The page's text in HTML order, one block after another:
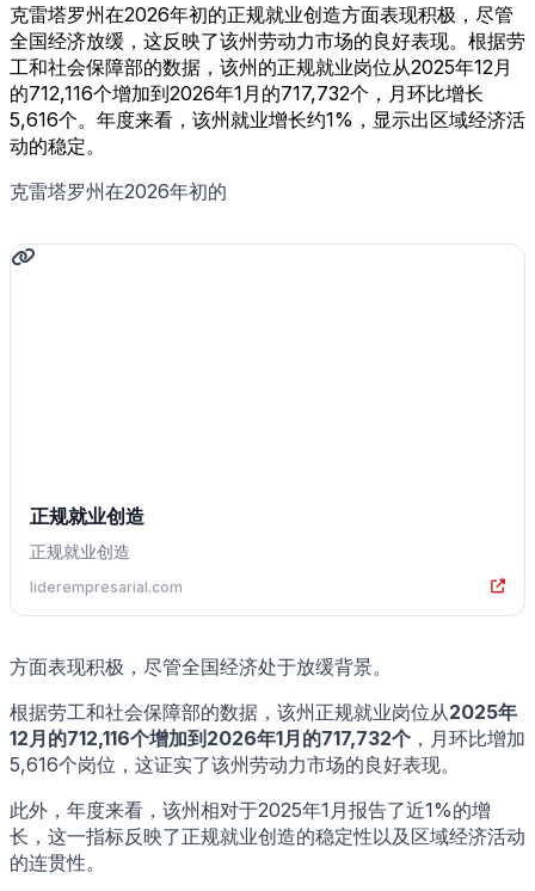
克雷塔罗州在2026年初的正规就业创造方面表现积极，尽管
全国经济放缓，这反映了该州劳动力市场的良好表现。根据劳
工和社会保障部的数据，该州的正规就业岗位从2025年12月
的712,116个增加到2026年1月的717,732个，月环比增长
5,616个。年度来看，该州就业增长约1%，显示出区域经济活
动的稳定。
克雷塔罗州在2026年初的
正规就业创造
正规就业创造
liderempresarial.com
方面表现积极，尽管全国经济处于放缓背景。
根据劳工和社会保障部的数据，该州正规就业岗位从2025年
12月的712,116个增加到2026年1月的717,732个 ，月环比增加
5,616个岗位，这证实了该州劳动力市场的良好表现。
此外，年度来看，该州相对于2025年1月报告了近1%的增
长，这一指标反映了正规就业创造的稳定性以及区域经济活动
的连贯性。